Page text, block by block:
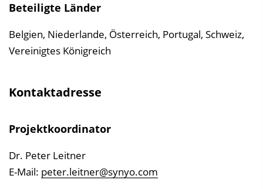
Beteiligte Länder
Belgien, Niederlande, Österreich, Portugal, Schweiz,
Vereinigtes Königreich
Kontaktadresse
Projektkoordinator
Dr. Peter Leitner
E-Mail: peter.leitner@synyo.com